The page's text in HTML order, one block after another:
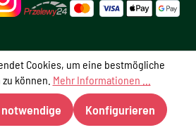
Cookies, um eine bestmögliche
können. Mehr Informationen ...
Konfigurieren